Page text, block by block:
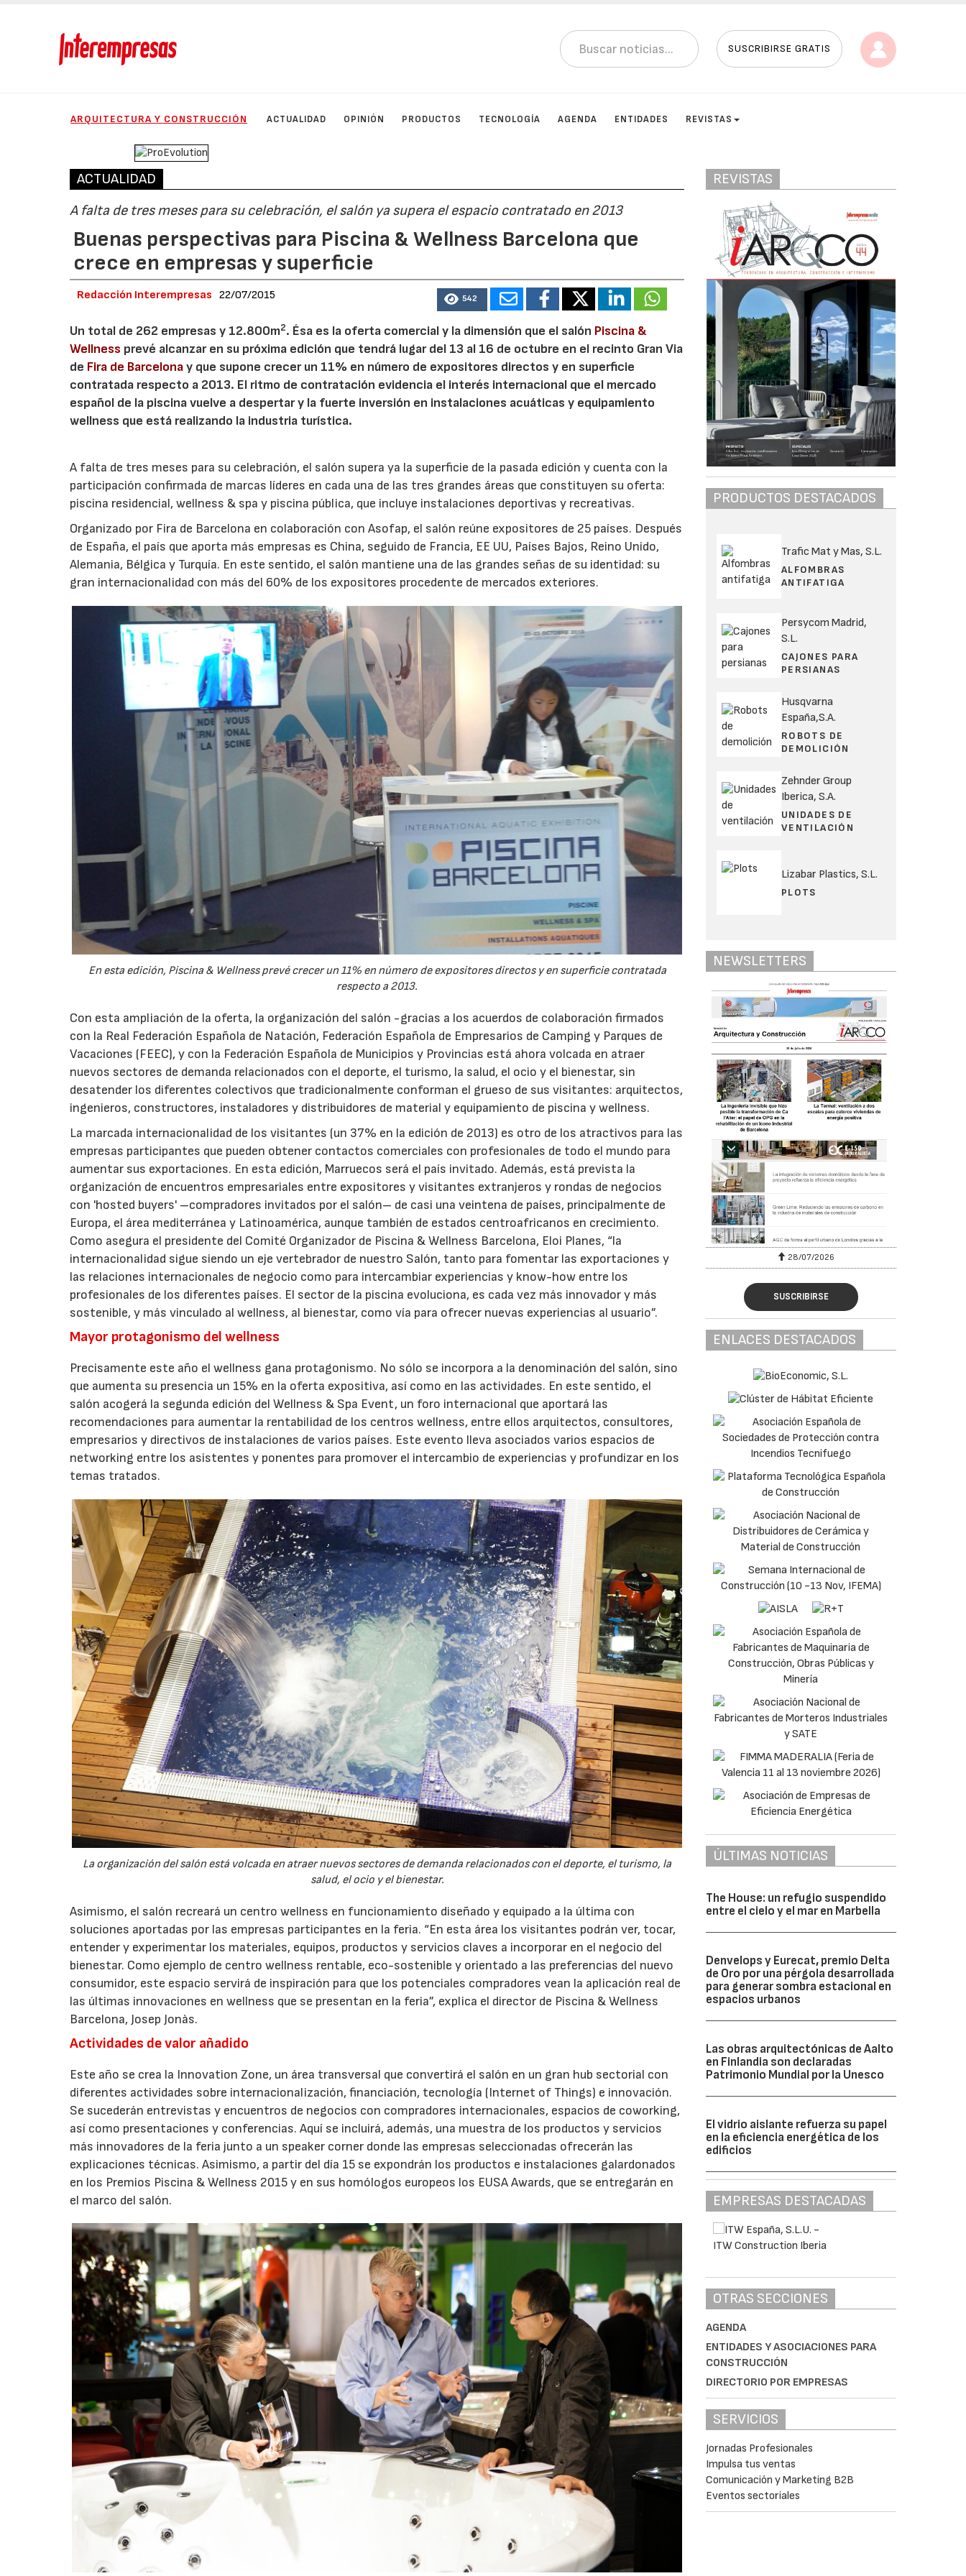
SUSCRIBIRSE GRATIS
ARQUITECTURA Y CONSTRUCCIÓN ACTUALIDAD OPINIÓN PRODUCTOS TECNOLOGÍA AGENDA ENTIDADES REVISTAS
ACTUALIDAD
A falta de tres meses para su celebración, el salón ya supera el espacio contratado en 2013
Buenas perspectivas para Piscina & Wellness Barcelona que
crece en empresas y superficie
Redacción Interempresas 22/07/2015 542
Un total de 262 empresas y 12.800m2. Ésa es la oferta comercial y la dimensión que el salón Piscina &
Wellness prevé alcanzar en su próxima edición que tendrá lugar del 13 al 16 de octubre en el recinto Gran Via
de Fira de Barcelonay que supone crecer un 11% en número de expositores directos y en superficie
contratada respecto a 2013. El ritmo de contratación evidencia el interés internacional que el mercado
español de la piscina vuelve a despertar y la fuerte inversión en instalaciones acuáticas y equipamiento
wellness que está realizando la industria turística.
A falta de tres meses para su celebración, el salón supera ya la superficie de la pasada edición y cuenta con la
participación confirmada de marcas líderes en cada una de las tres grandes áreas que constituyen su oferta:
piscina residencial, wellness & spa y piscina pública, que incluye instalaciones deportivas y recreativas.
Organizado por Fira de Barcelona en colaboración con Asofap, el salón reúne expositores de 25 países. Después
de España, el país que aporta más empresas es China, seguido de Francia, EE UU, Países Bajos, Reino Unido,
Alemania, Bélgica y Turquía. En este sentido, el salón mantiene una de las grandes señas de su identidad: su
gran internacionalidad con más del 60% de los expositores procedente de mercados exteriores.
En esta edición, Piscina & Wellness prevé crecer un 11% en número de expositores directos y en superficie contratada
respecto a 2013.
Con esta ampliación de la oferta, la organización del salón -gracias a los acuerdos de colaboración firmados
con la Real Federación Española de Natación, Federación Española de Empresarios de Camping y Parques de
Vacaciones (FEEC), y con la Federación Española de Municipios y Provincias está ahora volcada en atraer
nuevos sectores de demanda relacionados con el deporte, el turismo, la salud, el ocio y el bienestar, sin
desatender los diferentes colectivos que tradicionalmente conforman el grueso de sus visitantes: arquitectos,
ingenieros, constructores, instaladores y distribuidores de material y equipamiento de piscina y wellness.
La marcada internacionalidad de los visitantes (un 37% en la edición de 2013) es otro de los atractivos para las
empresas participantes que pueden obtener contactos comerciales con profesionales de todo el mundo para
aumentar sus exportaciones. En esta edición, Marruecos será el país invitado. Además, está prevista la
organización de encuentros empresariales entre expositores y visitantes extranjeros y rondas de negocios
con 'hosted buyers' –compradores invitados por el salón– de casi una veintena de países, principalmente de
Europa, el área mediterránea y Latinoamérica, aunque también de estados centroafricanos en crecimiento.
Como asegura el presidente del Comité Organizador de Piscina & Wellness Barcelona, Eloi Planes, “la
internacionalidad sigue siendo un eje vertebrador de nuestro Salón, tanto para fomentar las exportaciones y
las relaciones internacionales de negocio como para intercambiar experiencias y know-how entre los
profesionales de los diferentes países. El sector de la piscina evoluciona, es cada vez más innovador y más
sostenible, y más vinculado al wellness, al bienestar, como vía para ofrecer nuevas experiencias al usuario”.
Mayor protagonismo del wellness
Precisamente este año el wellness gana protagonismo. No sólo se incorpora a la denominación del salón, sino
que aumenta su presencia un 15% en la oferta expositiva, así como en las actividades. En este sentido, el
salón acogerá la segunda edición del Wellness & Spa Event, un foro internacional que aportará las
recomendaciones para aumentar la rentabilidad de los centros wellness, entre ellos arquitectos, consultores,
empresarios y directivos de instalaciones de varios países. Este evento lleva asociados varios espacios de
networking entre los asistentes y ponentes para promover el intercambio de experiencias y profundizar en los
temas tratados.
La organización del salón está volcada en atraer nuevos sectores de demanda relacionados con el deporte, el turismo, la
salud, el ocio y el bienestar.
Asimismo, el salón recreará un centro wellness en funcionamiento diseñado y equipado a la última con
soluciones aportadas por las empresas participantes en la feria. “En esta área los visitantes podrán ver, tocar,
entender y experimentar los materiales, equipos, productos y servicios claves a incorporar en el negocio del
bienestar. Como ejemplo de centro wellness rentable, eco-sostenible y orientado a las preferencias del nuevo
consumidor, este espacio servirá de inspiración para que los potenciales compradores vean la aplicación real de
las últimas innovaciones en wellness que se presentan en la feria”, explica el director de Piscina & Wellness
Barcelona, Josep Jonàs.
Actividades de valor añadido
Este año se crea la Innovation Zone, un área transversal que convertirá el salón en un gran hub sectorial con
diferentes actividades sobre internacionalización, financiación, tecnología (Internet of Things) e innovación.
Se sucederán entrevistas y encuentros de negocios con compradores internacionales, espacios de coworking,
así como presentaciones y conferencias. Aquí se incluirá, además, una muestra de los productos y servicios
más innovadores de la feria junto a un speaker corner donde las empresas seleccionadas ofrecerán las
explicaciones técnicas. Asimismo, a partir del día 15 se expondrán los productos e instalaciones galardonados
en los Premios Piscina & Wellness 2015 y en sus homólogos europeos los EUSA Awards, que se entregarán en
el marco del salón.
REVISTAS
PRODUCTOS DESTACADOS
Trafic Mat y Mas, S.L.
ALFOMBRAS
ANTIFATIGA
Persycom Madrid,
S.L.
CAJONES PARA
PERSIANAS
Husqvarna
España,S.A.
ROBOTS DE
DEMOLICIÓN
Zehnder Group
Iberica, S.A.
UNIDADES DE
VENTILACIÓN
Lizabar Plastics, S.L.
PLOTS
NEWSLETTERS
28/07/2026 30/07/2026 28/07/2026
SUSCRIBIRSE
ENLACES DESTACADOS
ÚLTIMAS NOTICIAS
The House: un refugio suspendido
entre el cielo y el mar en Marbella
Denvelops y Eurecat, premio Delta
de Oro por una pérgola desarrollada
para generar sombra estacional en
espacios urbanos
Las obras arquitectónicas de Aalto
en Finlandia son declaradas
Patrimonio Mundial por la Unesco
El vidrio aislante refuerza su papel
en la eficiencia energética de los
edificios
EMPRESAS DESTACADAS
OTRAS SECCIONES
AGENDA
ENTIDADES Y ASOCIACIONES PARA
CONSTRUCCIÓN
DIRECTORIO POR EMPRESAS
SERVICIOS
Jornadas Profesionales
Impulsa tus ventas
Comunicación y Marketing B2B
Eventos sectoriales